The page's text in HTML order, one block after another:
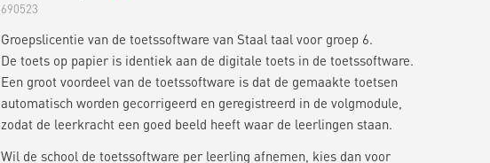
690523
Groepslicentie van de toetssoftware van Staal taal voor groep 6.
De toets op papier is identiek aan de digitale toets in de toetssoftware.
Een groot voordeel van de toetssoftware is dat de gemaakte toetsen
automatisch worden gecorrigeerd en geregistreerd in de volgmodule,
zodat de leerkracht een goed beeld heeft waar de leerlingen staan.
Wil de school de toetssoftware per leerling afnemen, kies dan voor